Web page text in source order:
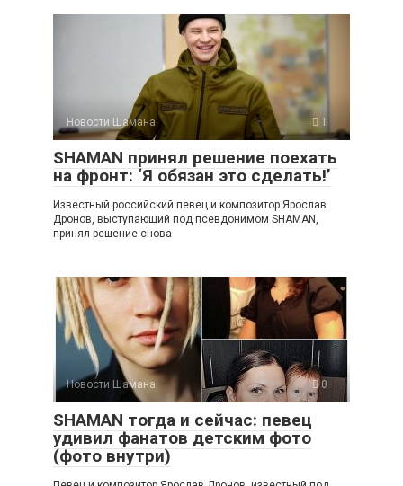
Новости Шамана 1
SHAMAN принял решение поехать
на фронт: ‘Я обязан это сделать!’
Известный российский певец и композитор Ярослав
Дронов, выступающий под псевдонимом SHAMAN,
принял решение снова
Новости Шамана 0
SHAMAN тогда и сейчас: певец
удивил фанатов детским фото
(фото внутри)